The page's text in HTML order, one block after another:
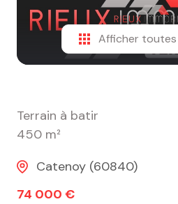
alerte
Afficher
Terrain à batir
450 m²
Catenoy (60840)
74 000 €